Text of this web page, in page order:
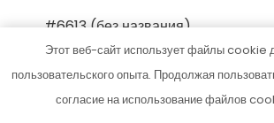
#6613 (без названия)
#6614 (без названия)
#6615 (без названия)
Этот веб-сайт использует файлы cookie
пользовательского опыта. Продолжая
согласие на использование файлов